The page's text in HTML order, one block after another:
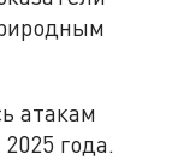
атакам
года.